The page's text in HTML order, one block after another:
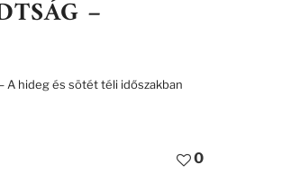
–
A hideg és sötét téli időszakban
0